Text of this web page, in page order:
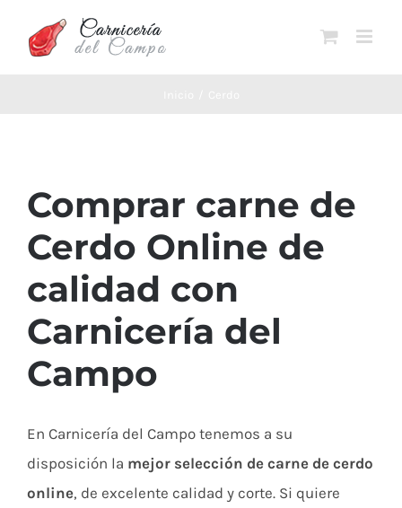
Comprar carne de
Cerdo Online de
calidad con
Carnicería del
Campo
En Carnicería del Campo tenemos a su
disposición la mejor selección de carne de cerdo
online, de excelente calidad y corte. Si quiere